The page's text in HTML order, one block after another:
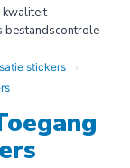
bestandscontrole
stickers